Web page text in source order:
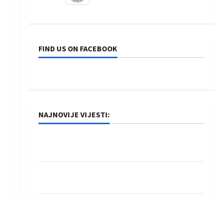
FIND US ON FACEBOOK
NAJNOVIJE VIJESTI: